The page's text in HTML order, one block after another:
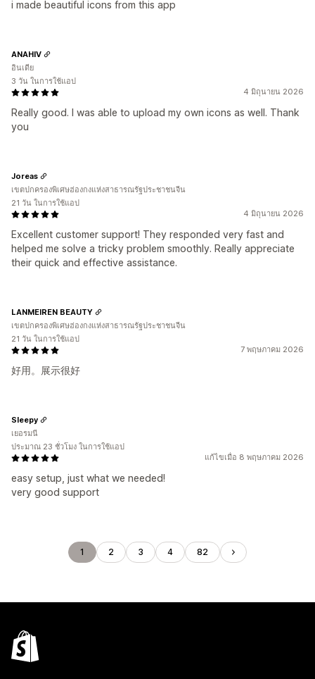
i made beautiful icons from this app
4 มิถุนายน 2026
Really good. I was able to upload my own icons as well. Thank
you
ANAHIV
อินเดีย
3 วัน ในการใช้แอป
4 มิถุนายน 2026
Excellent customer support! They responded very fast and
helped me solve a tricky problem smoothly. Really appreciate
their quick and effective assistance.
Joreas
เขตปกครองพิเศษฮ่องกงแห่งสาธารณรัฐประชาชนจีน
21 วัน ในการใช้แอป
7 พฤษภาคม 2026
好用。展示很好
LANMEIREN BEAUTY
เขตปกครองพิเศษฮ่องกงแห่งสาธารณรัฐประชาชนจีน
21 วัน ในการใช้แอป
แก้ไขเมื่อ 8 พฤษภาคม 2026
easy setup, just what we needed!
very good support
Sleepy
เยอรมนี
ประมาณ 23 ชั่วโมง ในการใช้แอป
1 2 3 4 82